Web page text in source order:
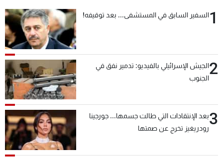
1السفير السابق في المستشفى... بعد توقيفه!
2الجيش الإسرائيلي بالفيديو: تدمير نفق في
الجنوب
3بعد الإنتقادات التي طالت جسمها... جورجينا
رودريغيز تخرج عن صمتها